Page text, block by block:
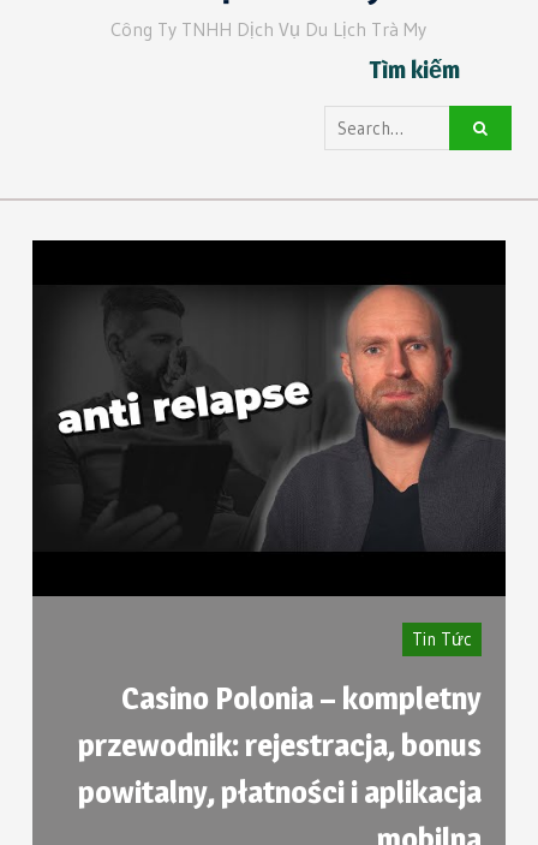
Công Ty TNHH Dịch Vụ Du Lịch Trà My
Tìm kiếm
Search
for:
Tin Tức
Casino Polonia – kompletny
przewodnik: rejestracja, bonus
powitalny, płatności i aplikacja